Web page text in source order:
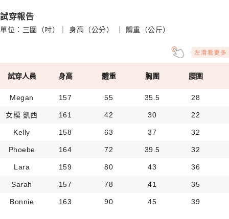
試穿報告
單位：三圍（吋）｜ 身高（公分） ｜ 體重（公斤）
試穿人員 身高 體重 胸圍 腰圍
Megan 157 55 35.5 28
女模 凱西 161 42 30 22
Kelly 158 63 37 32
Phoebe 164 72 39.5 32
Lara 159 80 43 36
Sarah 157 78 41 35
Bonnie 163 90 45 39